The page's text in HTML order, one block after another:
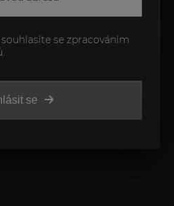
se
se zpracováním